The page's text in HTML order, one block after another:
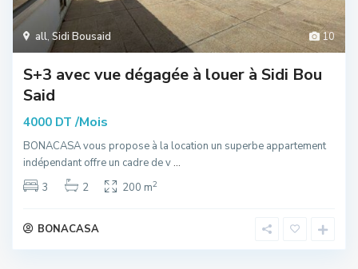
10
all, Sidi Bousaid
S+3 avec vue dégagée à louer à Sidi Bou
Said
4000 DT /Mois
BONACASA vous propose à la location un superbe appartement
indépendant offre un cadre de v...
3
2 200 m2
BONACASA